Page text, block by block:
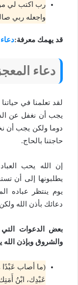
رب اكتب لي
واجعله ربي
قد يهمك معرفة:
دعاء
لقد تعلمنا في
يجب أن نغفل عن
دوما ولكن يجب أن
حاجتنا بالحاج.
إن الله يحب
يطلبونها إلى أن
يوم ينتظر عباده
دعائك بأذن الله
بعض الدعوات التي
والشروق وبإذن الله
(ما أصاب عَبْدًا
عَبْدِك، ابْنُ